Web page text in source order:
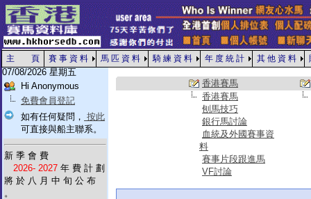
主 頁 賽 事 資 料 馬 匹 資 料 騎 練 資 料 年 度 統 計 其 他 資 料
07/08/2026 星期五
Hi Anonymous
免費會員登記
如有任何疑問， 按此
可直接與船主聯系。
新 季 會 費
2026- 2027 年 費 計 劃
將 於 八 月 中 旬 公 布
。
香港賽馬
香港賽馬
刨馬技巧
銀行馬討論
血統及外國賽事資
料
賽事片段跟進馬
VF討論